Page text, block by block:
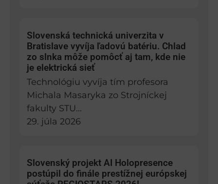
Slovenská technická univerzita v
Bratislave vyvíja ľadovú batériu. Chlad
zo slnka môže pomôcť aj tam, kde nie
je elektrická sieť
Technológiu vyvíja tím profesora
Michala Masaryka zo Strojníckej
fakulty STU...
29. júla 2026
Slovenský projekt AI Holopresence
postúpil do finále prestížnej európskej